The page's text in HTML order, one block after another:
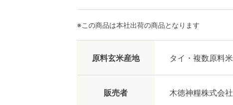
※この商品は本社出荷の商品となります
原料玄米産地 タイ・複数原料米
販売者 木徳神糧株式会社